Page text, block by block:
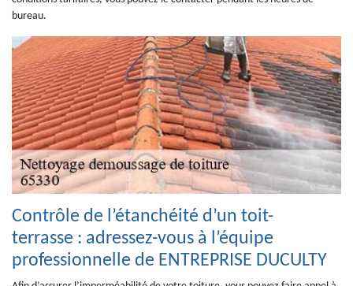
bureau.
Contrôle de l’étanchéité d’un toit-
terrasse : adressez-vous à l’équipe
professionnelle de ENTREPRISE DUCULTY